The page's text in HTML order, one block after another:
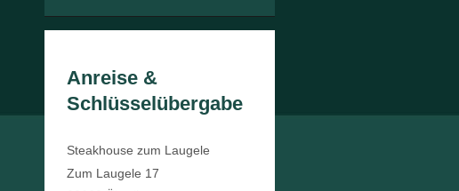
Anreise &
Schlüsselübergabe
Steakhouse zum Laugele
Zum Laugele 17